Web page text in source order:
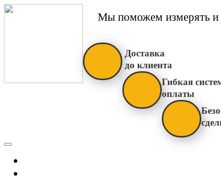
Мы поможем измерять и
Доставка
до клиента
Гибкая
оплаты